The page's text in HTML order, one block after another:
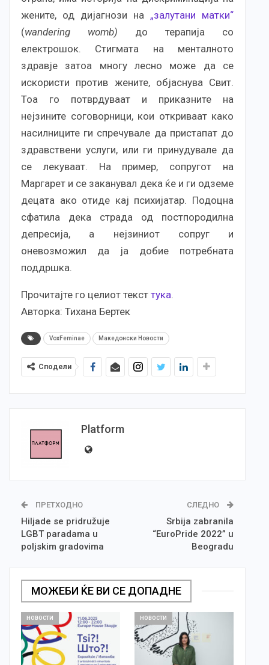
жените, од дијагнози на „залутани матки“
(wandering womb) до терапија со
електрошок. Стигмата на менталното
здравје затоа многу лесно може да се
искористи против жените, објаснува Свит.
Тоа го потврдуваат и приказните на
нејзините соговорници, кои откриваат како
насилниците ги спречувале да пристапат до
здравствени услуги, или ги принудувале да
се лекуваат. На пример, сопругот на
Маргарет и се заканувал дека ќе и ги одземе
децата ако отиде кај психијатар. Подоцна
сфатила дека страда од постпородилна
депресија, а нејзиниот сопруг и
оневозможил да ја добие потребната
поддршка.
Прочитајте го целиот текст тука.
Авторка: Тихана Бертек
VoxFeminae Македонски Новости
Сподели
Platform
ПРЕТХОДНО
Hiljade se pridružuje
LGBT paradama u
poljskim gradovima
СЛЕДНО
Srbija zabranila
“EuroPride 2022” u
Beogradu
МОЖЕБИ ЌЕ ВИ СЕ ДОПАДНЕ
НОВОСТИ НОВОСТИ